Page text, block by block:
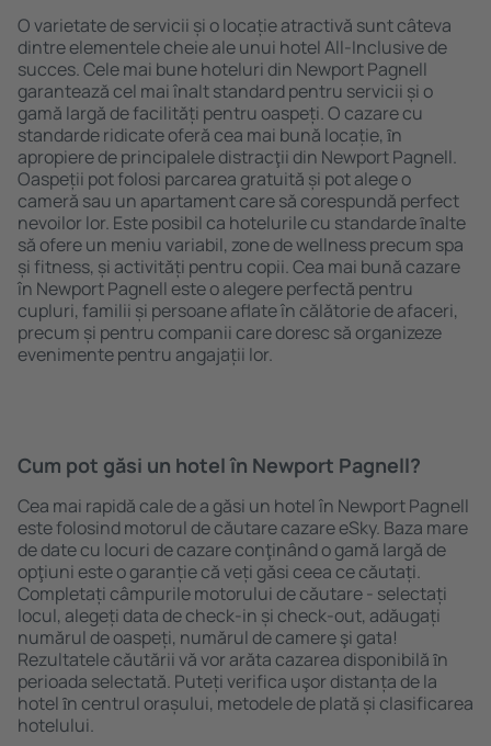
O varietate de servicii și o locație atractivă sunt câteva
dintre elementele cheie ale unui hotel All-Inclusive de
succes. Cele mai bune hoteluri din Newport Pagnell
garantează cel mai înalt standard pentru servicii și o
gamă largă de facilități pentru oaspeți. O cazare cu
standarde ridicate oferă cea mai bună locație, ȋn
apropiere de principalele distracţii din Newport Pagnell.
Oaspeții pot folosi parcarea gratuită și pot alege o
cameră sau un apartament care să corespundă perfect
nevoilor lor. Este posibil ca hotelurile cu standarde ȋnalte
să ofere un meniu variabil, zone de wellness precum spa
și fitness, și activități pentru copii. Cea mai bună cazare
în Newport Pagnell este o alegere perfectă pentru
cupluri, familii și persoane aflate în călătorie de afaceri,
precum și pentru companii care doresc să organizeze
evenimente pentru angajații lor.
Cum pot găsi un hotel în Newport Pagnell?
Cea mai rapidă cale de a găsi un hotel în Newport Pagnell
este folosind motorul de căutare cazare eSky. Baza mare
de date cu locuri de cazare conţinând o gamă largă de
opţiuni este o garanție că veți găsi ceea ce căutați.
Completați câmpurile motorului de căutare - selectați
locul, alegeți data de check-in și check-out, adăugați
numărul de oaspeți, numărul de camere şi gata!
Rezultatele căutării vă vor arăta cazarea disponibilă ȋn
perioada selectată. Puteți verifica uşor distanța de la
hotel ȋn centrul orașului, metodele de plată și clasificarea
hotelului.